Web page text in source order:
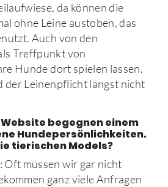
da können die
ohne Leine austoben, das
Auch von den
Treffpunkt von
Hunde dort spielen lassen.
der Leinenpflicht längst nicht
Website begegnen einem
Hundepersönlichkeiten.
tierischen Models?
Oft müssen wir gar nicht
ganz viele Anfragen